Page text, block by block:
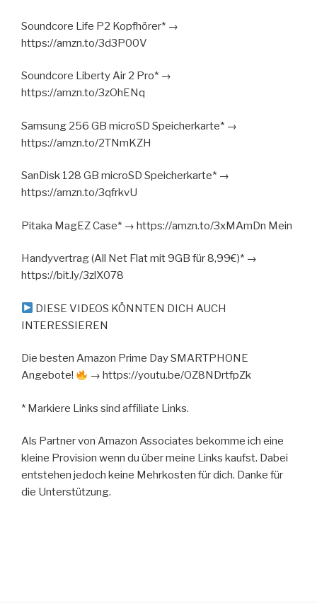
Soundcore Life P2 Kopfhörer* →
https://amzn.to/3d3P00V
Soundcore Liberty Air 2 Pro* →
https://amzn.to/3zOhENq
Samsung 256 GB microSD Speicherkarte* →
https://amzn.to/2TNmKZH
SanDisk 128 GB microSD Speicherkarte* →
https://amzn.to/3qfrkvU
Pitaka MagEZ Case* → https://amzn.to/3xMAmDn Mein
Handyvertrag (All Net Flat mit 9GB für 8,99€)* →
https://bit.ly/3zlX078
DIESE VIDEOS KÖNNTEN DICH AUCH
INTERESSIEREN
Die besten Amazon Prime Day SMARTPHONE
Angebote!
→ https://youtu.be/OZ8NDrtfpZk
* Markiere Links sind affiliate Links.
Als Partner von Amazon Associates bekomme ich eine
kleine Provision wenn du über meine Links kaufst. Dabei
entstehen jedoch keine Mehrkosten für dich. Danke für
die Unterstützung.